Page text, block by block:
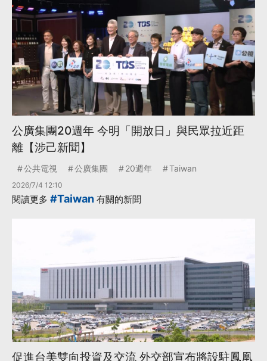
公廣集團20週年 今明「開放日」與民眾拉近距
離【涉己新聞】
公共電視 公廣集團 20週年 Taiwan
2026/7/4 12:10
閱讀更多 #Taiwan 有關的新聞
促進台美雙向投資及交流 外交部宣布將設駐鳳凰